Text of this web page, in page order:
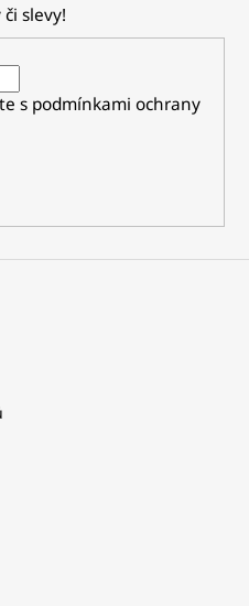
a
c
í
p
r
ý
p
slevy!
s podmínkami ochrany